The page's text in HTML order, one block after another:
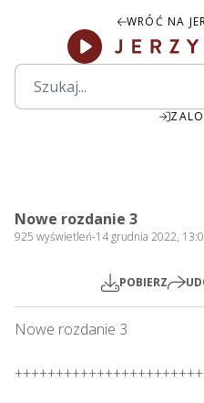
WRÓĆ NA
Nowe rozdanie 3
925 wyświetleń-14 grudnia 2022,
POBIERZ
Nowe rozdanie 3